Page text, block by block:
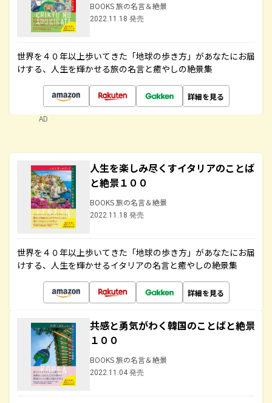
BOOKS 旅の名言＆絶景
2022.11.18 発売
世界を４０年以上歩いてきた「地球の歩き方」があなたにお届
けする、人生を輝かせる旅の名言と癒やしの絶景集
詳細を見る
AD
人生を楽しみ尽くすイタリアのことば
と絶景１００
BOOKS 旅の名言＆絶景
2022.11.18 発売
世界を４０年以上歩いてきた「地球の歩き方」があなたにお届
けする、人生を輝かせるイタリアの名言と癒やしの絶景集
詳細を見る
共感と勇気がわく韓国のことばと絶景
１００
BOOKS 旅の名言＆絶景
2022.11.04 発売